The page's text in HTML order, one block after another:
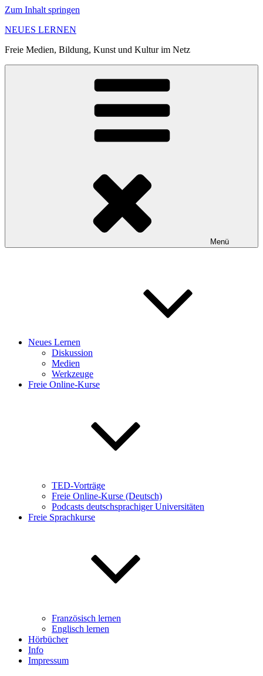
Zum Inhalt springen
NEUES LERNEN
Freie Medien, Bildung, Kunst und Kultur im Netz
Menü
Neues Lernen
Diskussion
Medien
Werkzeuge
Freie Online-Kurse
TED-Vorträge
Freie Online-Kurse (Deutsch)
Podcasts deutschsprachiger Universitäten
Freie Sprachkurse
Französisch lernen
Englisch lernen
Hörbücher
Info
Impressum